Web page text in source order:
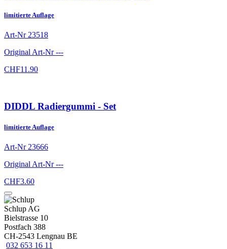
limitierte Auflage
Art-Nr 23518
Original Art-Nr---
CHF11.90
DIDDL Radiergummi - Set
limitierte Auflage
Art-Nr 23666
Original Art-Nr---
CHF3.60
Schlup AG
Bielstrasse 10
Postfach 388
CH-2543 Lengnau BE
032 653 16 11